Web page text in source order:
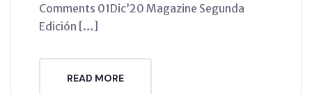
Comments 01Dic’20 Magazine Segunda
Edición […]
READ MORE